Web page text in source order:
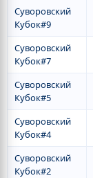
Суворовский
Кубок#9
Суворовский
Кубок#7
Суворовский
Кубок#5
Суворовский
Кубок#4
Суворовский
Кубок#2